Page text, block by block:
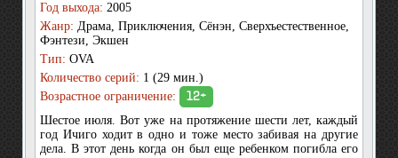
Год выхода: 2005
Жанр: Драма, Приключения, Сёнэн, Сверхъестественное,
Фэнтези, Экшен
Тип: OVA
Количество серий: 1 (29 мин.)
Возрастное ограничение:
12+
Шестое июля. Вот уже на протяжение шести лет, каждый
год Ичиго ходит в одно и тоже место забивая на другие
дела. В этот день когда он был еще ребенком погибла его